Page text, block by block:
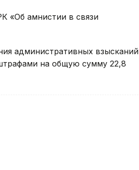
«Об амнистии в связи
административных взысканий
на общую сумму 22,8